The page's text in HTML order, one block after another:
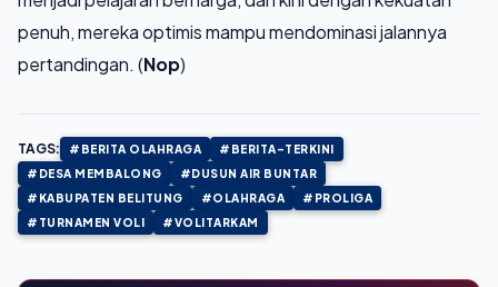
penuh, mereka optimis mampu mendominasi jalannya
pertandingan. (Nop)
TAGS: #BERITA OLAHRAGA
#BERITA-TERKINI
#DESA MEMBALONG
#DUSUN AIR BUNTAR
#KABUPATEN BELITUNG
#OLAHRAGA
#PROLIGA
#TURNAMEN VOLI
#VOLITARKAM